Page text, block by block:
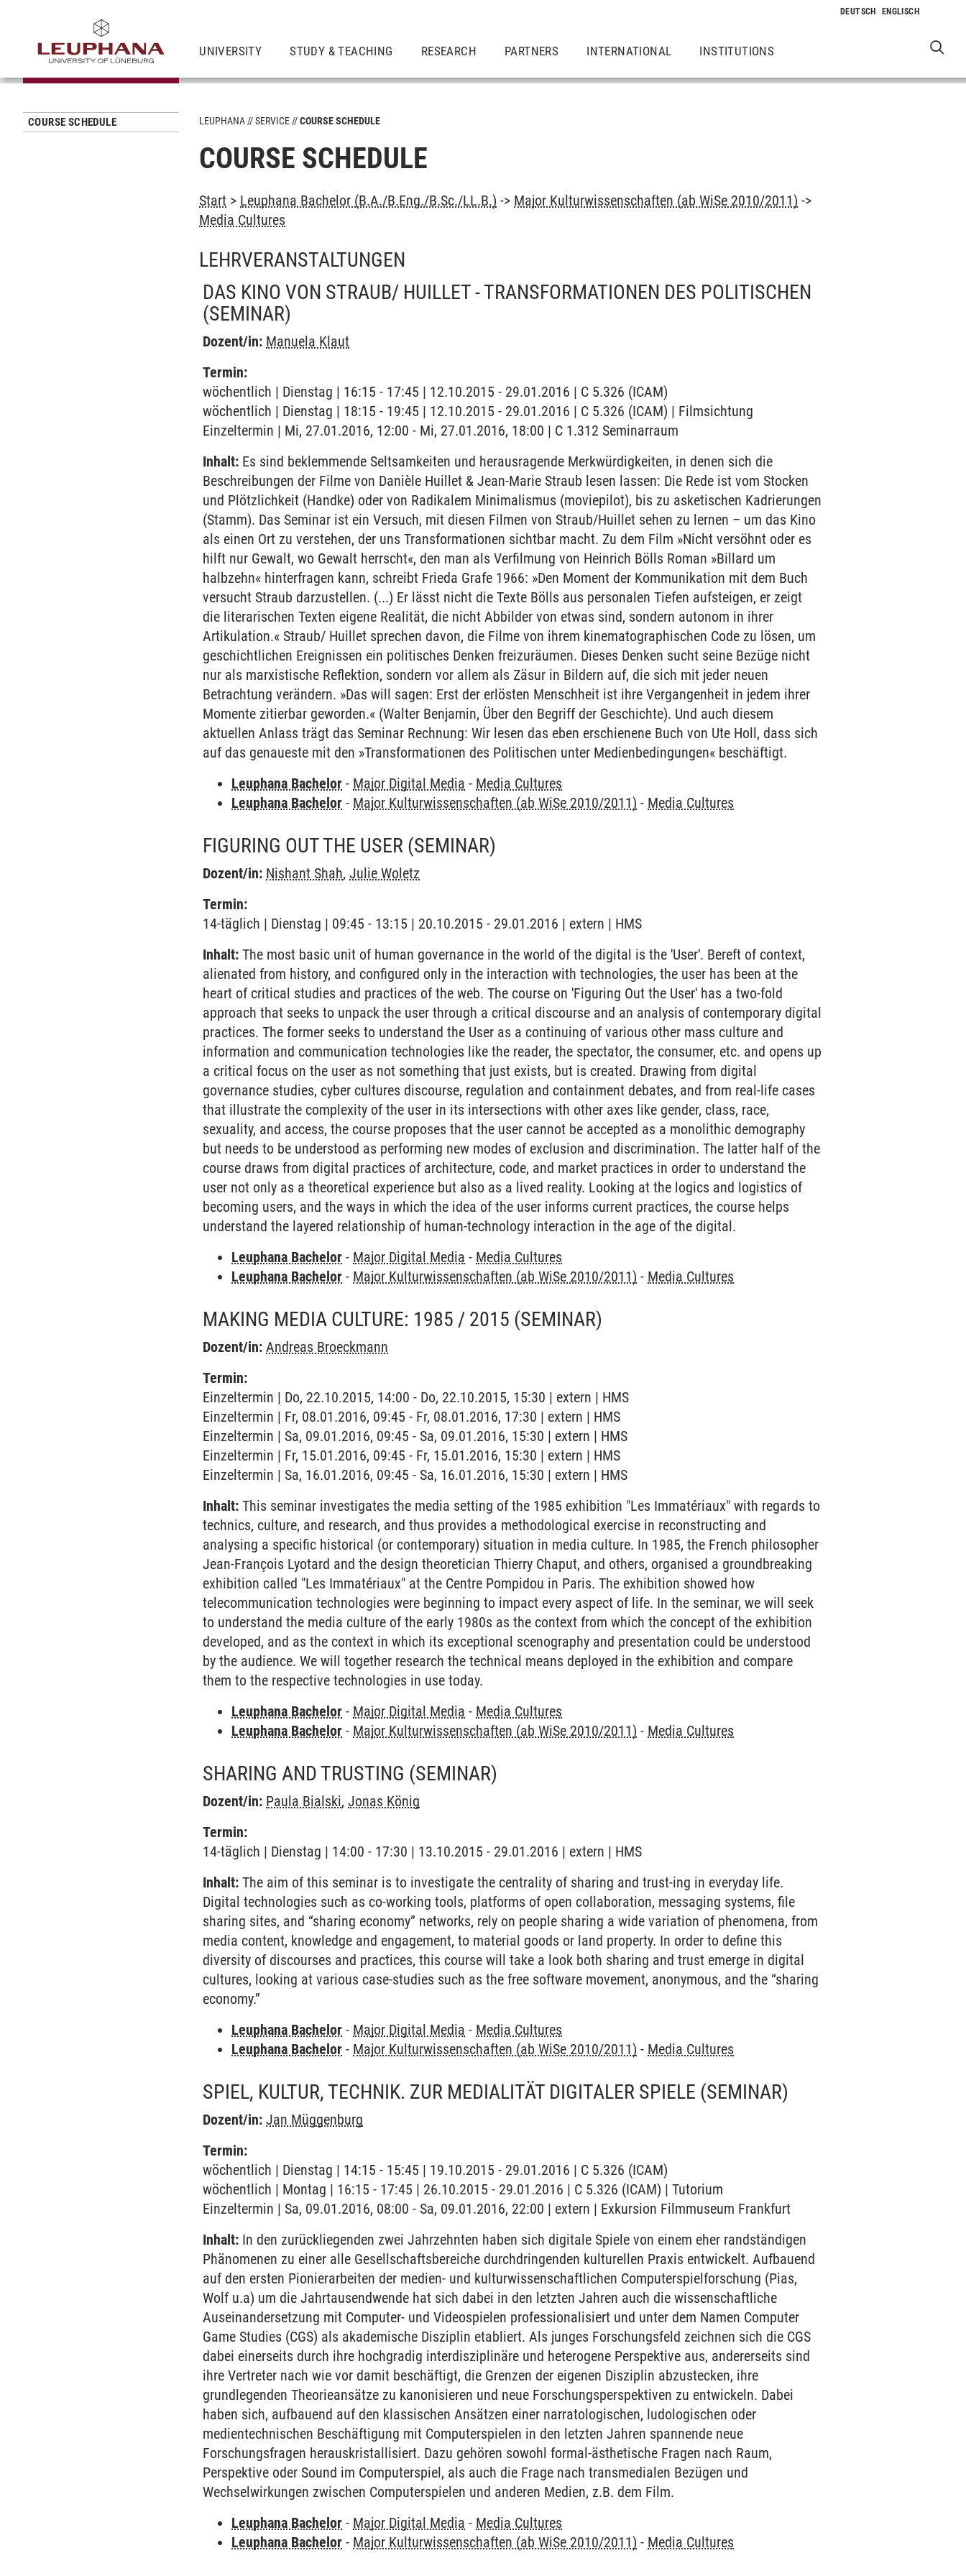
UNIVERSITY STUDY & TEACHING RESEARCH PARTNERS INTERNATIONAL INSTITUTIONS
COURSE SCHEDULE LEUPHANA SERVICE COURSE SCHEDULE
COURSE SCHEDULE
Start > Leuphana Bachelor (B.A./B.Eng./B.Sc./LL.B.) -> Major Kulturwissenschaften (ab WiSe 2010/2011) ->
Media Cultures
LEHRVERANSTALTUNGEN
DAS KINO VON STRAUB/ HUILLET - TRANSFORMATIONEN DES POLITISCHEN
(SEMINAR)
Dozent/in: Manuela Klaut
Termin:
wöchentlich | Dienstag | 16:15 - 17:45 | 12.10.2015 - 29.01.2016 | C 5.326 (ICAM)
wöchentlich | Dienstag | 18:15 - 19:45 | 12.10.2015 - 29.01.2016 | C 5.326 (ICAM) | Filmsichtung
Einzeltermin | Mi, 27.01.2016, 12:00 - Mi, 27.01.2016, 18:00 | C 1.312 Seminarraum
Inhalt: Es sind beklemmende Seltsamkeiten und herausragende Merkwürdigkeiten, in denen sich die
Beschreibungen der Filme von Danièle Huillet & Jean-Marie Straub lesen lassen: Die Rede ist vom Stocken
und Plötzlichkeit (Handke) oder von Radikalem Minimalismus (moviepilot), bis zu asketischen Kadrierungen
(Stamm). Das Seminar ist ein Versuch, mit diesen Filmen von Straub/Huillet sehen zu lernen – um das Kino
als einen Ort zu verstehen, der uns Transformationen sichtbar macht. Zu dem Film »Nicht versöhnt oder es
hilft nur Gewalt, wo Gewalt herrscht«, den man als Verfilmung von Heinrich Bölls Roman »Billard um
halbzehn« hinterfragen kann, schreibt Frieda Grafe 1966: »Den Moment der Kommunikation mit dem Buch
versucht Straub darzustellen. (...) Er lässt nicht die Texte Bölls aus personalen Tiefen aufsteigen, er zeigt
die literarischen Texten eigene Realität, die nicht Abbilder von etwas sind, sondern autonom in ihrer
Artikulation.« Straub/ Huillet sprechen davon, die Filme von ihrem kinematographischen Code zu lösen, um
geschichtlichen Ereignissen ein politisches Denken freizuräumen. Dieses Denken sucht seine Bezüge nicht
nur als marxistische Reflektion, sondern vor allem als Zäsur in Bildern auf, die sich mit jeder neuen
Betrachtung verändern. »Das will sagen: Erst der erlösten Menschheit ist ihre Vergangenheit in jedem ihrer
Momente zitierbar geworden.« (Walter Benjamin, Über den Begriff der Geschichte). Und auch diesem
aktuellen Anlass trägt das Seminar Rechnung: Wir lesen das eben erschienene Buch von Ute Holl, dass sich
auf das genaueste mit den »Transformationen des Politischen unter Medienbedingungen« beschäftigt.
Leuphana Bachelor - Major Digital Media - Media Cultures
Leuphana Bachelor - Major Kulturwissenschaften (ab WiSe 2010/2011) - Media Cultures
FIGURING OUT THE USER (SEMINAR)
Dozent/in: Nishant Shah,Julie Woletz
Termin:
14-täglich | Dienstag | 09:45 - 13:15 | 20.10.2015 - 29.01.2016 | extern | HMS
Inhalt: The most basic unit of human governance in the world of the digital is the 'User'. Bereft of context,
alienated from history, and configured only in the interaction with technologies, the user has been at the
heart of critical studies and practices of the web. The course on 'Figuring Out the User' has a two-fold
approach that seeks to unpack the user through a critical discourse and an analysis of contemporary digital
practices. The former seeks to understand the User as a continuing of various other mass culture and
information and communication technologies like the reader, the spectator, the consumer, etc. and opens up
a critical focus on the user as not something that just exists, but is created. Drawing from digital
governance studies, cyber cultures discourse, regulation and containment debates, and from real-life cases
that illustrate the complexity of the user in its intersections with other axes like gender, class, race,
sexuality, and access, the course proposes that the user cannot be accepted as a monolithic demography
but needs to be understood as performing new modes of exclusion and discrimination. The latter half of the
course draws from digital practices of architecture, code, and market practices in order to understand the
user not only as a theoretical experience but also as a lived reality. Looking at the logics and logistics of
becoming users, and the ways in which the idea of the user informs current practices, the course helps
understand the layered relationship of human-technology interaction in the age of the digital.
Leuphana Bachelor - Major Digital Media - Media Cultures
Leuphana Bachelor - Major Kulturwissenschaften (ab WiSe 2010/2011) - Media Cultures
MAKING MEDIA CULTURE: 1985 / 2015 (SEMINAR)
Dozent/in: Andreas Broeckmann
Termin:
Einzeltermin | Do, 22.10.2015, 14:00 - Do, 22.10.2015, 15:30 | extern | HMS
Einzeltermin | Fr, 08.01.2016, 09:45 - Fr, 08.01.2016, 17:30 | extern | HMS
Einzeltermin | Sa, 09.01.2016, 09:45 - Sa, 09.01.2016, 15:30 | extern | HMS
Einzeltermin | Fr, 15.01.2016, 09:45 - Fr, 15.01.2016, 15:30 | extern | HMS
Einzeltermin | Sa, 16.01.2016, 09:45 - Sa, 16.01.2016, 15:30 | extern | HMS
Inhalt: This seminar investigates the media setting of the 1985 exhibition "Les Immatériaux" with regards to
technics, culture, and research, and thus provides a methodological exercise in reconstructing and
analysing a specific historical (or contemporary) situation in media culture. In 1985, the French philosopher
Jean-François Lyotard and the design theoretician Thierry Chaput, and others, organised a groundbreaking
exhibition called "Les Immatériaux" at the Centre Pompidou in Paris. The exhibition showed how
telecommunication technologies were beginning to impact every aspect of life. In the seminar, we will seek
to understand the media culture of the early 1980s as the context from which the concept of the exhibition
developed, and as the context in which its exceptional scenography and presentation could be understood
by the audience. We will together research the technical means deployed in the exhibition and compare
them to the respective technologies in use today.
Leuphana Bachelor - Major Digital Media - Media Cultures
Leuphana Bachelor - Major Kulturwissenschaften (ab WiSe 2010/2011) - Media Cultures
SHARING AND TRUSTING (SEMINAR)
Dozent/in: Paula Bialski,Jonas König
Termin:
14-täglich | Dienstag | 14:00 - 17:30 | 13.10.2015 - 29.01.2016 | extern | HMS
Inhalt: The aim of this seminar is to investigate the centrality of sharing and trust-ing in everyday life.
Digital technologies such as co-working tools, platforms of open collaboration, messaging systems, file
sharing sites, and “sharing economy” networks, rely on people sharing a wide variation of phenomena, from
media content, knowledge and engagement, to material goods or land property. In order to define this
diversity of discourses and practices, this course will take a look both sharing and trust emerge in digital
cultures, looking at various case-studies such as the free software movement, anonymous, and the “sharing
economy.”
Leuphana Bachelor - Major Digital Media - Media Cultures
Leuphana Bachelor - Major Kulturwissenschaften (ab WiSe 2010/2011) - Media Cultures
SPIEL, KULTUR, TECHNIK. ZUR MEDIALITÄT DIGITALER SPIELE (SEMINAR)
Dozent/in: Jan Müggenburg
Termin:
wöchentlich | Dienstag | 14:15 - 15:45 | 19.10.2015 - 29.01.2016 | C 5.326 (ICAM)
wöchentlich | Montag | 16:15 - 17:45 | 26.10.2015 - 29.01.2016 | C 5.326 (ICAM) | Tutorium
Einzeltermin | Sa, 09.01.2016, 08:00 - Sa, 09.01.2016, 22:00 | extern | Exkursion Filmmuseum Frankfurt
Inhalt: In den zurückliegenden zwei Jahrzehnten haben sich digitale Spiele von einem eher randständigen
Phänomenen zu einer alle Gesellschaftsbereiche durchdringenden kulturellen Praxis entwickelt. Aufbauend
auf den ersten Pionierarbeiten der medien- und kulturwissenschaftlichen Computerspielforschung (Pias,
Wolf u.a) um die Jahrtausendwende hat sich dabei in den letzten Jahren auch die wissenschaftliche
Auseinandersetzung mit Computer- und Videospielen professionalisiert und unter dem Namen Computer
Game Studies (CGS) als akademische Disziplin etabliert. Als junges Forschungsfeld zeichnen sich die CGS
dabei einerseits durch ihre hochgradig interdisziplinäre und heterogene Perspektive aus, andererseits sind
ihre Vertreter nach wie vor damit beschäftigt, die Grenzen der eigenen Disziplin abzustecken, ihre
grundlegenden Theorieansätze zu kanonisieren und neue Forschungsperspektiven zu entwickeln. Dabei
haben sich, aufbauend auf den klassischen Ansätzen einer narratologischen, ludologischen oder
medientechnischen Beschäftigung mit Computerspielen in den letzten Jahren spannende neue
Forschungsfragen herauskristallisiert. Dazu gehören sowohl formal-ästhetische Fragen nach Raum,
Perspektive oder Sound im Computerspiel, als auch die Frage nach transmedialen Bezügen und
Wechselwirkungen zwischen Computerspielen und anderen Medien, z.B. dem Film.
Leuphana Bachelor - Major Digital Media - Media Cultures
Leuphana Bachelor - Major Kulturwissenschaften (ab WiSe 2010/2011) - Media Cultures